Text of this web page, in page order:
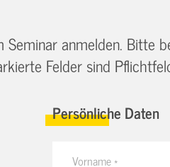
Seminar anmelden.
Felder sind
Persönliche Daten